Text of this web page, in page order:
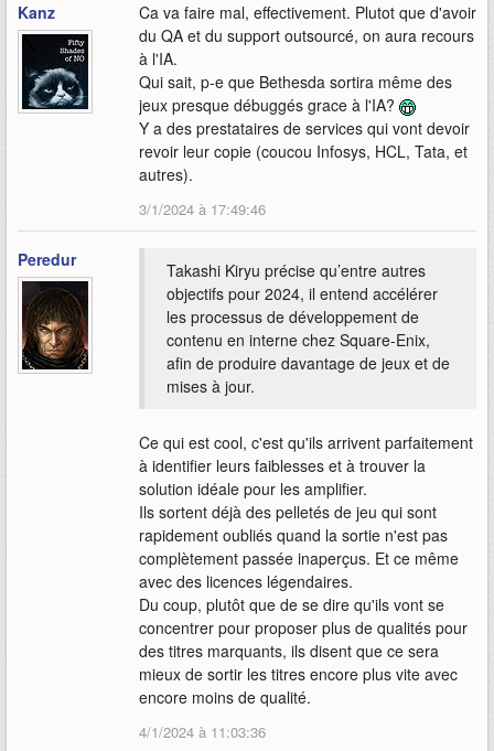
Kanz
Ca va faire mal, effectivement. Plutot que d'avoir
du QA et du support outsourcé, on aura recours
à l'IA.
Qui sait, p-e que Bethesda sortira même des
jeux presque débuggés grace à l'IA?
Y a des prestataires de services qui vont devoir
revoir leur copie (coucou Infosys, HCL, Tata, et
autres).
3/1/2024 à 17:49:46
Peredur
Takashi Kiryu précise qu’entre autres
objectifs pour 2024, il entend accélérer
les processus de développement de
contenu en interne chez Square-Enix,
afin de produire davantage de jeux et de
mises à jour.
Ce qui est cool, c'est qu'ils arrivent parfaitement
à identifier leurs faiblesses et à trouver la
solution idéale pour les amplifier.
Ils sortent déjà des pelletés de jeu qui sont
rapidement oubliés quand la sortie n'est pas
complètement passée inaperçus. Et ce même
avec des licences légendaires.
Du coup, plutôt que de se dire qu'ils vont se
concentrer pour proposer plus de qualités pour
des titres marquants, ils disent que ce sera
mieux de sortir les titres encore plus vite avec
encore moins de qualité.
4/1/2024 à 11:03:36